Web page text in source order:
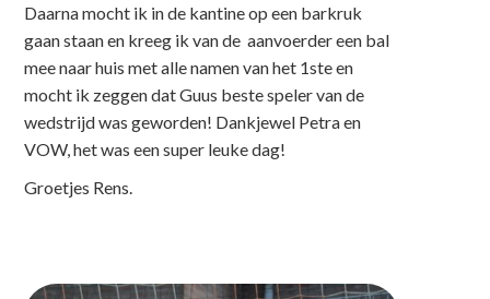
Daarna mocht ik in de kantine op een barkruk
gaan staan en kreeg ik van de aanvoerder een bal
mee naar huis met alle namen van het 1ste en
mocht ik zeggen dat Guus beste speler van de
wedstrijd was geworden! Dankjewel Petra en
VOW, het was een super leuke dag!
Groetjes Rens.